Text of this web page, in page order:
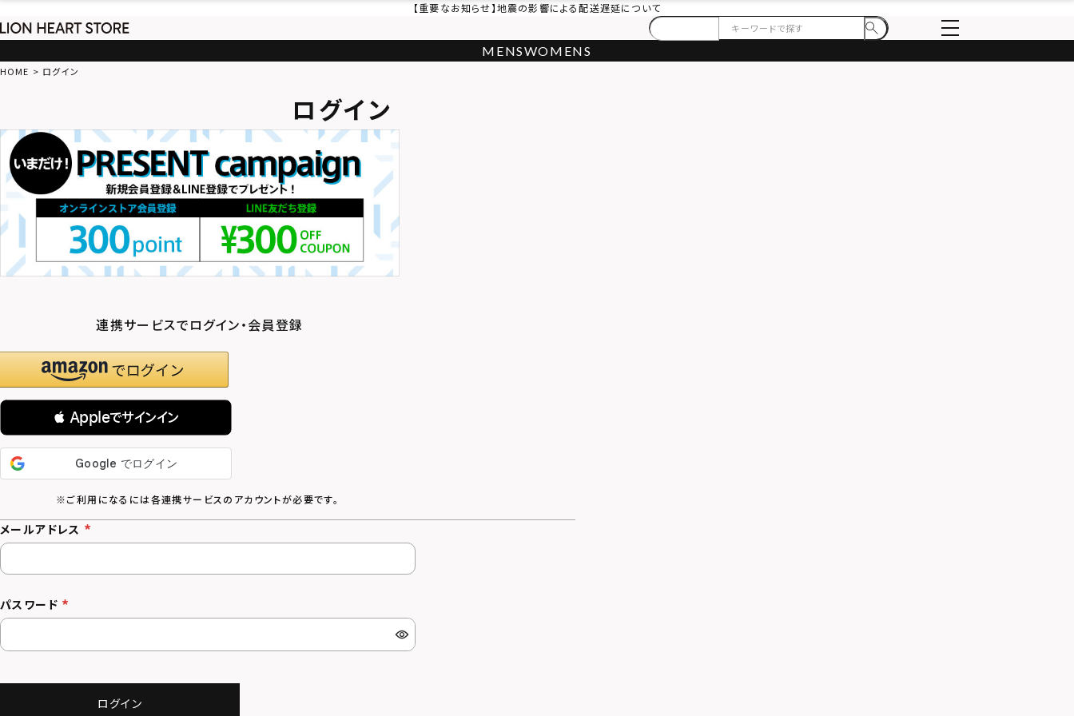
【重要なお知らせ】地震の影響による配送遅延について
MENSWOMENS
HOME ログイン
ログイン
連携サービスでログイン・会員登録
 Appleでサインイン
メールアドレス
パスワード
ログイン